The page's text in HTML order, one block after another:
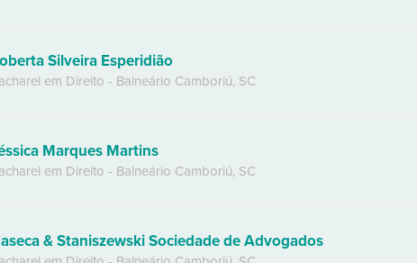
Silveira Esperidião
em Direito - Balneário Camboriú, SC
Marques Martins
em Direito - Balneário Camboriú, SC
& Staniszewski Sociedade de Advogados